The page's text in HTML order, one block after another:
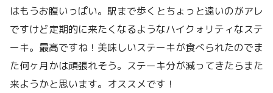
はもうお腹いっぱい。駅まで歩くとちょっと遠いのがアレ
ですけど定期的に来たくなるようなハイクォリティなステ
ーキ。最高ですね！美味しいステーキが食べられたのでま
た何ヶ月かは頑張れそう。ステーキ分が減ってきたらまた
来ようかと思います。オススメです！